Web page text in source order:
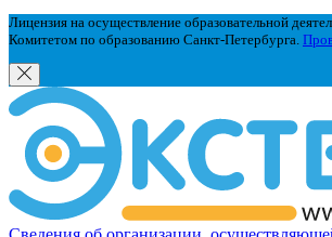
Лицензия на осуществление образовательной
Комитетом по образованию Санкт-Петербурга.